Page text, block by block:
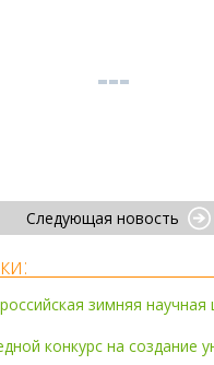
Следующая новость
зимняя
конкурс на создание